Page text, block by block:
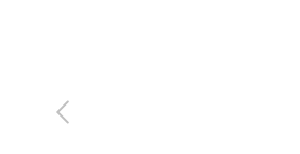
næste